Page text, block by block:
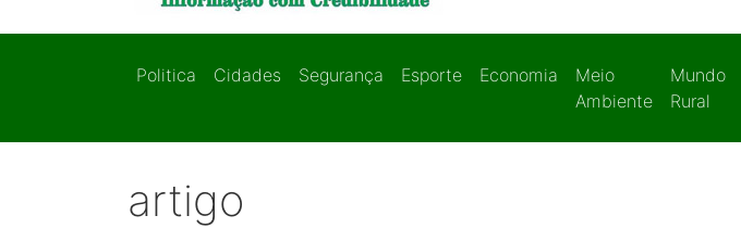
Politica Cidades Segurança Esporte Economia
Meio
Ambiente
Mundo
Rural
artigo